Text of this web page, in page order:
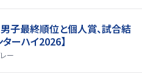
最終順位と個人賞、試合結
ーハイ2026】
ー